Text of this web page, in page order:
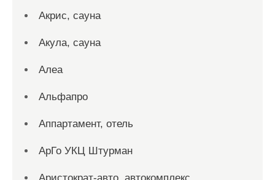
Акрис, сауна
Акула, сауна
Алеа
Альфапро
Аппартамент, отель
АрГо УКЦ Штурман
Аристократ-авто, автокомплекс